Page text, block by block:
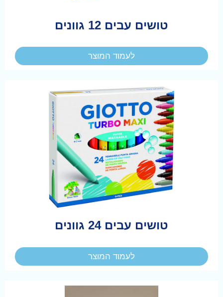
טושים עבים 12 גוונים
לעמוד המוצר
טושים עבים 24 גוונים
לעמוד המוצר